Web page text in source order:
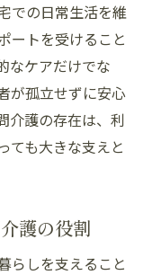
での日常生活を維
ートを受けること
なケアだけでな
が孤立せずに安心
介護の存在は、利
ても大きな支えと
護の役割
らしを支えること